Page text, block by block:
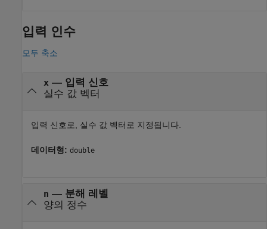
입력 인수
모두 축소
x — 입력 신호
실수 값 벡터
입력 신호로, 실수 값 벡터로 지정됩니다.
데이터형: double
n — 분해 레벨
양의 정수